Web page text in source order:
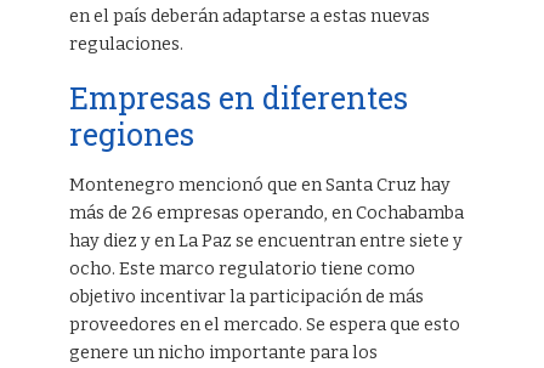
en el país deberán adaptarse a estas nuevas
regulaciones.
Empresas en diferentes
regiones
Montenegro mencionó que en Santa Cruz hay
más de 26 empresas operando, en Cochabamba
hay diez y en La Paz se encuentran entre siete y
ocho. Este marco regulatorio tiene como
objetivo incentivar la participación de más
proveedores en el mercado. Se espera que esto
genere un nicho importante para los